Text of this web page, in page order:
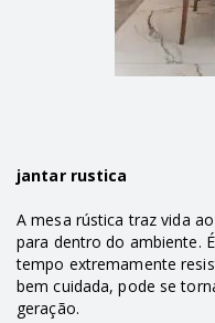
–
jantar rustica
A mesa rústica traz vida
para dentro do ambiente.
tempo extremamente
bem cuidada, pode se
geração.